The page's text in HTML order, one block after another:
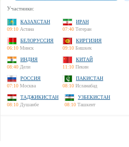
Участники:
КАЗАХСТАН
09:10 Астана
ИРАН
07:40 Тегеран
БЕЛОРУССИЯ
06:10 Минск
КИРГИЗИЯ
09:10 Бишкек
ИНДИЯ
08:40 Дели
КИТАЙ
11:10 Пекин
РОССИЯ
07:10 Москва
ПАКИСТАН
08:10 Исламабад
ТАДЖИКИСТАН
08:10 Душанбе
УЗБЕКИСТАН
08:10 Ташкент